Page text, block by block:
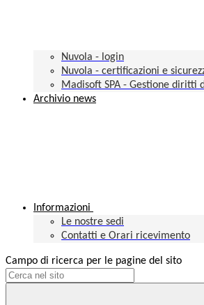
Nuvola - login
Nuvola - certificazioni e
Madisoft SPA - Gestione diritti
Archivio news
Informazioni
Le nostre sedi
Contatti e Orari ricevimento
Campo di ricerca per le pagine del sito